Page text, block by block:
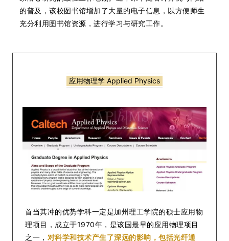
的普及，该校图书馆增加了大量的电子信息，以方便师生
充分利用图书馆资源，进行学习与研究工作。
应用物理学 Applied Physics
首当其冲的优势学科一定是加州理工学院的硕士应用物
理项目，成立于1970年，是该国最早的应用物理项目
之一， 对科学和技术产生了深远的影响，包括光纤通